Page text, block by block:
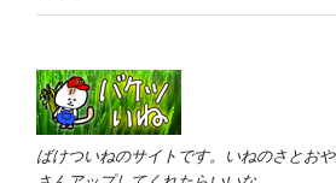
ばけついねのサイトです。いねのさとお